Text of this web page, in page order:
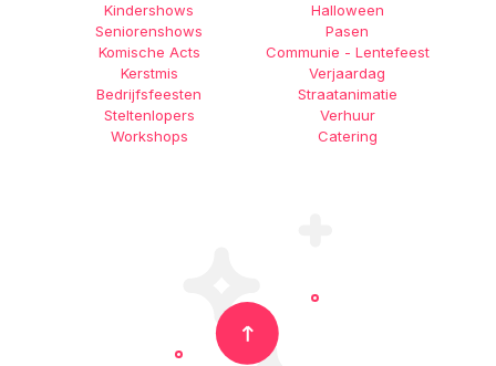
Kindershows
Seniorenshows
Komische Acts
Kerstmis
Bedrijfsfeesten
Steltenlopers
Workshops
Halloween
Pasen
Communie - Lentefeest
Verjaardag
Straatanimatie
Verhuur
Catering